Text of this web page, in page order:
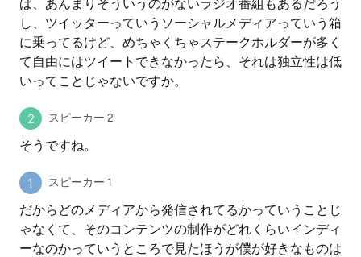
ば、あんまりそういうのがないラジオ番組もあるだろう
し、ツイッターっていうソーシャルメディアっていう箱
に乗ってるけど、めちゃくちゃステークホルダーが多く
て自由にはツイートできなかったら、それは独立性は低
いってことじゃないですか。
スピーカー 2
そうですね。
スピーカー 1
だからどのメディアから発信されてるかっていうことじ
ゃなくて、そのコンテンツの制作がどれくらいインディ
ーなのかっていうところで見たほうが僕が好きなものは